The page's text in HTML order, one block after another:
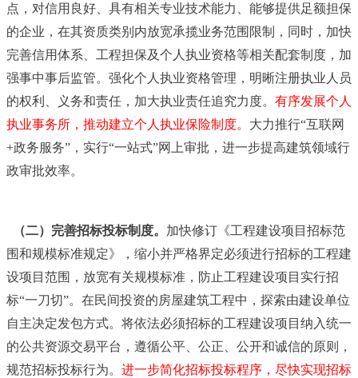
点，对信用良好、具有相关专业技术能力、能够提供足额担保
的企业，在其资质类别内放宽承揽业务范围限制，同时，加快
完善信用体系、工程担保及个人执业资格等相关配套制度，加
强事中事后监管。强化个人执业资格管理，明晰注册执业人员
的权利、义务和责任，加大执业责任追究力度。 有序发展个人
执业事务所，推动建立个人执业保险制度。 大力推行“互联网
+政务服务”，实行“一站式”网上审批，进一步提高建筑领域行
政审批效率。
（二）完善招标投标制度。 加快修订《工程建设项目招标范
围和规模标准规定》，缩小并严格界定必须进行招标的工程建
设项目范围，放宽有关规模标准，防止工程建设项目实行招
标“一刀切”。在民间投资的房屋建筑工程中，探索由建设单位
自主决定发包方式。将依法必须招标的工程建设项目纳入统一
的公共资源交易平台，遵循公平、公正、公开和诚信的原则，
规范招标投标行为。 进一步简化招标投标程序，尽快实现招标